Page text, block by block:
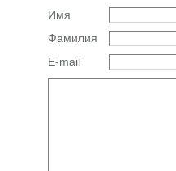
Имя
Фамилия
E-mail